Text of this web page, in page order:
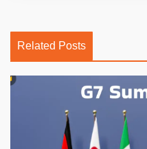
Related Posts